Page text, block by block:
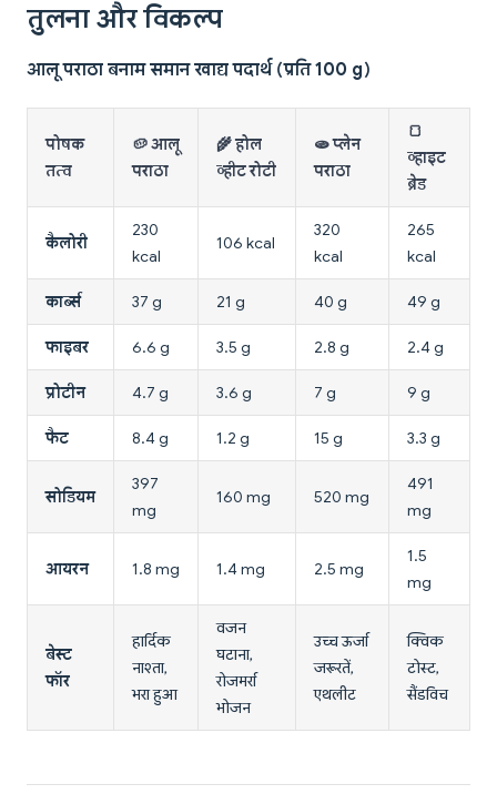
तुलना और विकल्प
आलू पराठा बनाम समान खाद्य पदार्थ (प्रति 100 g)
पोषक
तत्व
🥔 आलू
पराठा
🌾 होल
व्हीट रोटी
🫓 प्लेन
पराठा
🍞
व्हाइट
ब्रेड
कैलोरी
230
kcal
106 kcal
320
kcal
265
kcal
कार्ब्स 37 g 21 g 40 g 49 g
फाइबर 6.6 g 3.5 g 2.8 g 2.4 g
प्रोटीन 4.7 g 3.6 g 7 g 9 g
फैट 8.4 g 1.2 g 15 g 3.3 g
सोडियम
397
mg
160 mg 520 mg
491
mg
आयरन 1.8 mg 1.4 mg 2.5 mg
1.5
mg
बेस्ट
फॉर
हार्दिक
नाश्ता,
भरा हुआ
वजन
घटाना,
रोजमर्रा
भोजन
उच्च ऊर्जा
जरूरतें,
एथलीट
क्विक
टोस्ट,
सैंडविच